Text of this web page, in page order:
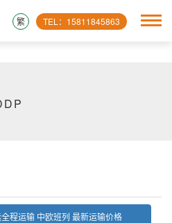
TEL：15811845863
繁
程运输 中欧班列 最新运输价格